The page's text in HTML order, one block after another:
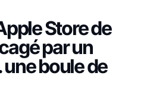
Store de
par un
boule de